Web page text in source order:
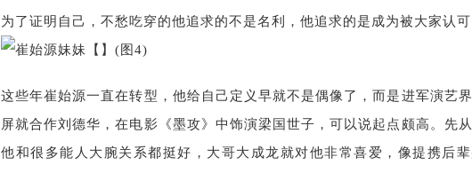
为了证明自己，不愁吃穿的他追求的不是名利，他追求的是成为被大家认
这些年崔始源一直在转型，他给自己定义早就不是偶像了，而是进军演艺
屏就合作刘德华，在电影《墨攻》中饰演梁国世子，可以说起点颇高。先
他和很多能人大腕关系都挺好，大哥大成龙就对他非常喜爱，像提携后